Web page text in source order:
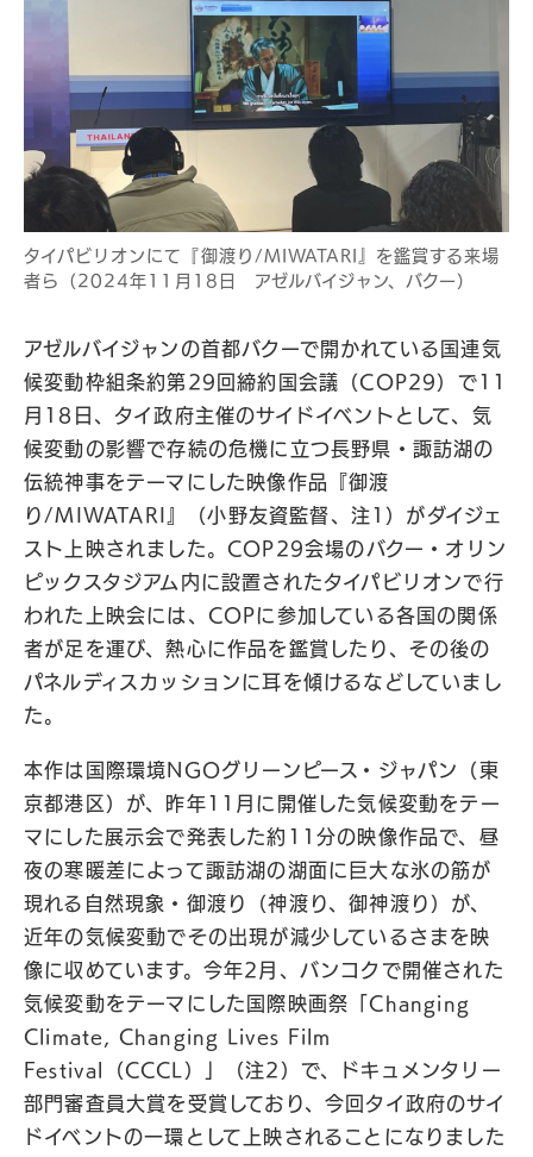
タイパビリオンにて『御渡り/MIWATARI』を鑑賞する来場
者ら（2024年11月18日 アゼルバイジャン、バクー）
アゼルバイジャンの首都バクーで開かれている国連気
候変動枠組条約第29回締約国会議（COP29）で11
月18日、タイ政府主催のサイドイベントとして、気
候変動の影響で存続の危機に立つ長野県・諏訪湖の
伝統神事をテーマにした映像作品『御渡
り/MIWATARI』（小野友資監督、注1）がダイジェ
スト上映されました。COP29会場のバクー・オリン
ピックスタジアム内に設置されたタイパビリオンで行
われた上映会には、COPに参加している各国の関係
者が足を運び、熱心に作品を鑑賞したり、その後の
パネルディスカッションに耳を傾けるなどしていまし
た。
本作は国際環境NGOグリーンピース・ジャパン（東
京都港区）が、昨年11月に開催した気候変動をテー
マにした展示会で発表した約11分の映像作品で、昼
夜の寒暖差によって諏訪湖の湖面に巨大な氷の筋が
現れる自然現象・御渡り（神渡り、御神渡り）が、
近年の気候変動でその出現が減少しているさまを映
像に収めています。今年2月、バンコクで開催された
気候変動をテーマにした国際映画祭「Changing
Climate, Changing Lives Film
Festival（CCCL）」（注2）で、ドキュメンタリー
部門審査員大賞を受賞しており、今回タイ政府のサイ
ドイベントの一環として上映されることになりました